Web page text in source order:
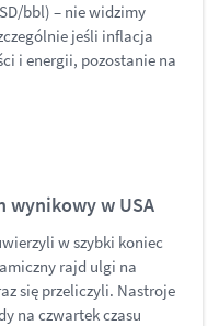
bbl) – nie widzimy
jeśli inflacja
i energii, pozostanie na
wynikowy w USA
w szybki koniec
rajd ulgi na
się przeliczyli. Nastroje
na czwartek czasu